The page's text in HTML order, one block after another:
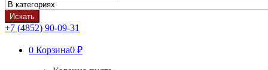
Искать
+7 (4852) 90-09-31
0 Корзина0 ₽